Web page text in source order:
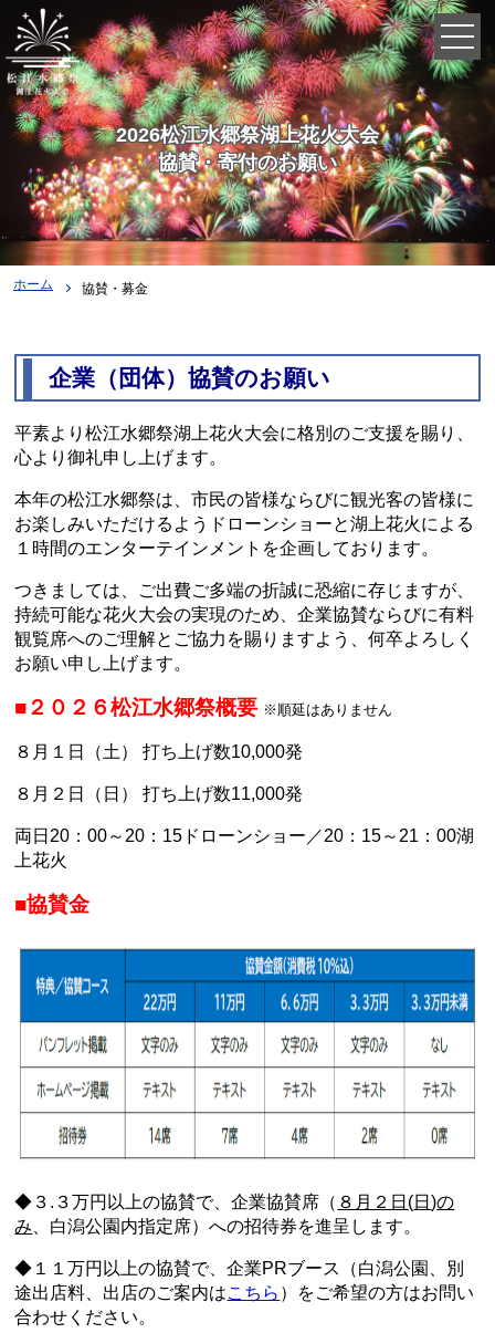
2026松江水郷祭湖上花火大会
協賛・寄付のお願い
ホーム 協賛・募金
企業（団体）協賛のお願い
平素より松江水郷祭湖上花火大会に格別のご支援を賜り、
心より御礼申し上げます。
本年の松江水郷祭は、市民の皆様ならびに観光客の皆様に
お楽しみいただけるようドローンショーと湖上花火による
１時間のエンターテインメントを企画しております。
つきましては、ご出費ご多端の折誠に恐縮に存じますが、
持続可能な花火大会の実現のため、企業協賛ならびに有料
観覧席へのご理解とご協力を賜りますよう、何卒よろしく
お願い申し上げます。
■２０２６松江水郷祭概要 ※順延はありません
８月１日（土） 打ち上げ数10,000発
８月２日（日） 打ち上げ数11,000発
両日 20 ：00～ 20 ： 15 ドローンショー／20 ： 15～ 21 ：00湖
上花火
■協賛金
◆３.３万円以上の協賛で、企業協賛席（ ８月２日 (日)の
み 、白潟公園内指定席）への招待券を進呈します。
◆１１万円以上の協賛で、企業PRブース（白潟公園、別
途出店料、出店のご案内はこちら ）をご希望の方はお問い
合わせください。